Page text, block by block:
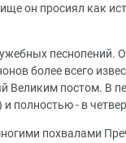
он просиял как
песнопений.
более всего
Великим постом. В
- в
похвалами